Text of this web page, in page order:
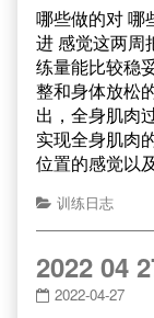
哪些做的对 哪
进 感觉这两周
练量能比较稳
整和身体放松
出，全身肌肉
实现全身肌肉
位置的感觉以
训练日志
2022 04
2022-04-27